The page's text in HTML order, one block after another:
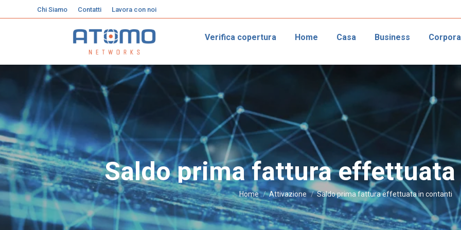
Chi Siamo Contatti Lavora con noi
Verifica copertura Home Casa Business
Saldo prima fattura
Tu sei qui:
Home Attivazione Saldo prima fattura effettuata in contanti